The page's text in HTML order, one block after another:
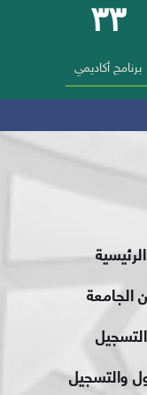
٣٣
برنامج أكاديمي
الرئيسية
الجامعة
التسجيل
والتسجيل